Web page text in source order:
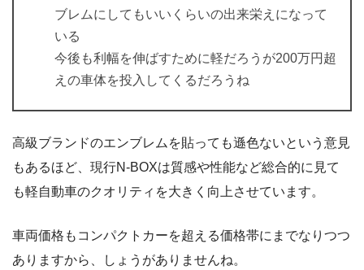
ブレムにしてもいいくらいの出来栄えになって
いる
今後も利幅を伸ばすために軽だろうが200万円超
えの車体を投入してくるだろうね
高級ブランドのエンブレムを貼っても遜色ないという意見
もあるほど、現行N-BOXは質感や性能など総合的に見て
も軽自動車のクオリティを大きく向上させています。
車両価格もコンパクトカーを超える価格帯にまでなりつつ
ありますから、しょうがありませんね。